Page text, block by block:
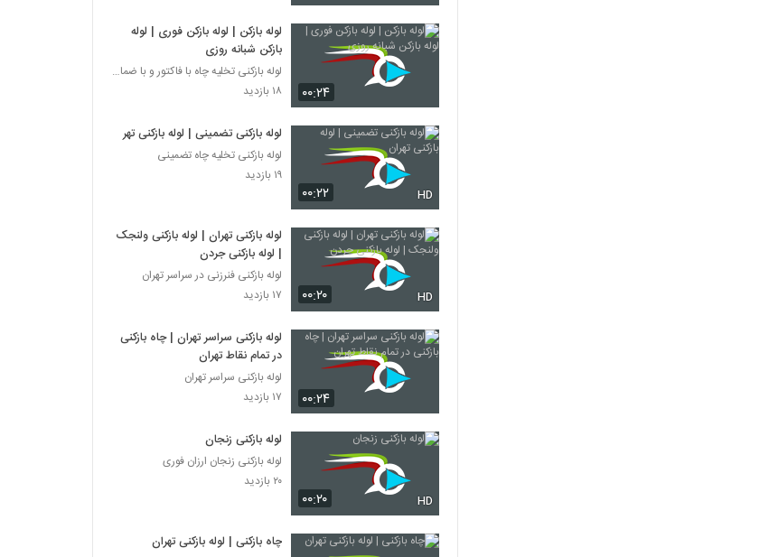
۰۰:۲۴
لوله بازکن | لوله بازکن فوری | لوله
بازکن شبانه روزی
لوله بازکنی تخلیه چاه با فاکتور و با ضمانت
۱۸ بازدید
۰۰:۲۲ HD
لوله بازکنی تضمینی | لوله بازکنی تهران
لوله بازکنی تخلیه چاه تضمینی
۱۹ بازدید
۰۰:۲۰ HD
لوله بازکنی تهران | لوله بازکنی ولنجک
| لوله بازکنی جردن
لوله بازکنی فنرزنی در سراسر تهران
۱۷ بازدید
۰۰:۲۴
لوله بازکنی سراسر تهران | چاه بازکنی
در تمام نقاط تهران
لوله بازکنی سراسر تهران
۱۷ بازدید
۰۰:۲۰ HD
لوله بازکنی زنجان
لوله بازکنی زنجان ارزان فوری
۲۰ بازدید
چاه بازکنی | لوله بازکنی تهران